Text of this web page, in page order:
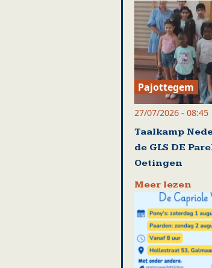
Pajottegem
27/07/2026 - 08:45
Taalkamp
de GLS DE
Oetingen
Meer lezen